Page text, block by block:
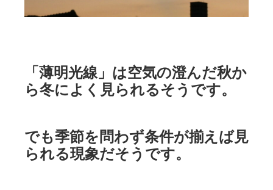
「薄明光線」は空気の澄んだ秋か
ら冬によく見られるそうです。
でも季節を問わず条件が揃えば見
られる現象だそうです。